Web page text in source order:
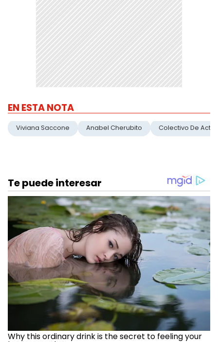
EN ESTA NOTA
Viviana Saccone Anabel Cherubito Colectivo De